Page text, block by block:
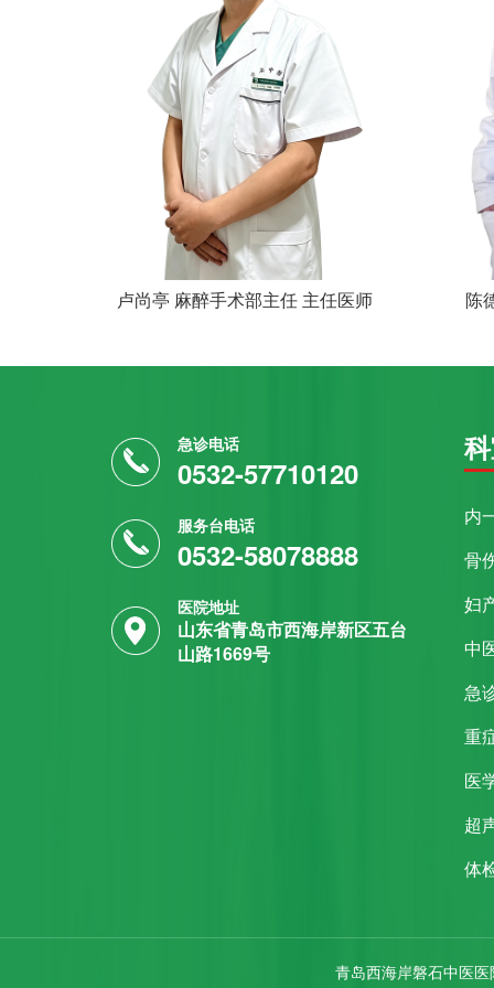
卢尚亭 麻醉手术部主任 主任医师 陈
急诊电话
0532-57710120
服务台电话
0532-58078888
医院地址
山东省青岛市西海岸新区五台
山路1669号
内
骨
妇
中
急
重
医
超
体
青岛西海岸磐石中医